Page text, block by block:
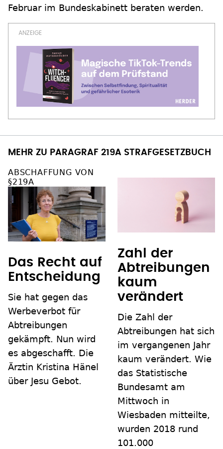
Februar im Bundeskabinett beraten werden.
MEHR ZU PARAGRAF 219A STRAFGESETZBUCH
ABSCHAFFUNG VON
§219A
Das Recht auf
Entscheidung
Sie hat gegen das
Werbeverbot für
Abtreibungen
gekämpft. Nun wird
es abgeschafft. Die
Ärztin Kristina Hänel
über Jesu Gebot.
Zahl der
Abtreibungen
kaum
verändert
Die Zahl der
Abtreibungen hat sich
im vergangenen Jahr
kaum verändert. Wie
das Statistische
Bundesamt am
Mittwoch in
Wiesbaden mitteilte,
wurden 2018 rund
101.000